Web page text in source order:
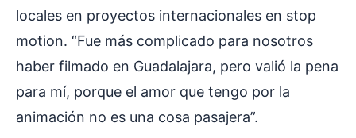
locales en proyectos internacionales en stop
motion. “Fue más complicado para nosotros
haber filmado en Guadalajara, pero valió la pena
para mí, porque el amor que tengo por la
animación no es una cosa pasajera”.